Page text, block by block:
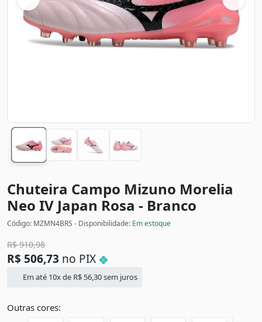
Chuteira Campo Mizuno Morelia
Neo IV Japan Rosa - Branco
Código: MZMN4BRS - Disponibilidade: Em estoque
R$910,98
R$ 506,73 no PIX
Em até 10x de R$ 56,30sem juros
Outras cores: